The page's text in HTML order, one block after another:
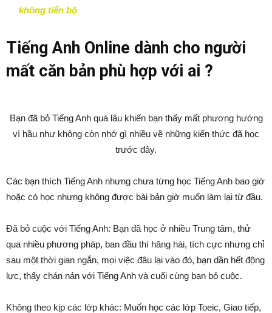
không tiến bộ
Tiếng Anh Online dành cho người
mất căn bản phù hợp với ai ?
Bạn đã bỏ Tiếng Anh quá lâu khiến bạn thấy mất phương hướng
vì hầu như không còn nhớ gì nhiều về những kiến thức đã học
trước đây.
Các bạn thích Tiếng Anh nhưng chưa từng học Tiếng Anh bao giờ
hoặc có học nhưng không được bài bản giờ muốn làm lại từ đầu.
Đã bỏ cuộc với Tiếng Anh: Bạn đã học ở nhiều Trung tâm, thử
qua nhiều phương pháp, ban đầu thì hăng hái, tích cực nhưng chỉ
sau một thời gian ngắn, mọi việc đâu lại vào đó, bạn dần hết động
lực, thấy chán nản với Tiếng Anh và cuối cùng bạn bỏ cuộc.
Không theo kịp các lớp khác: Muốn học các lớp Toeic, Giao tiếp,